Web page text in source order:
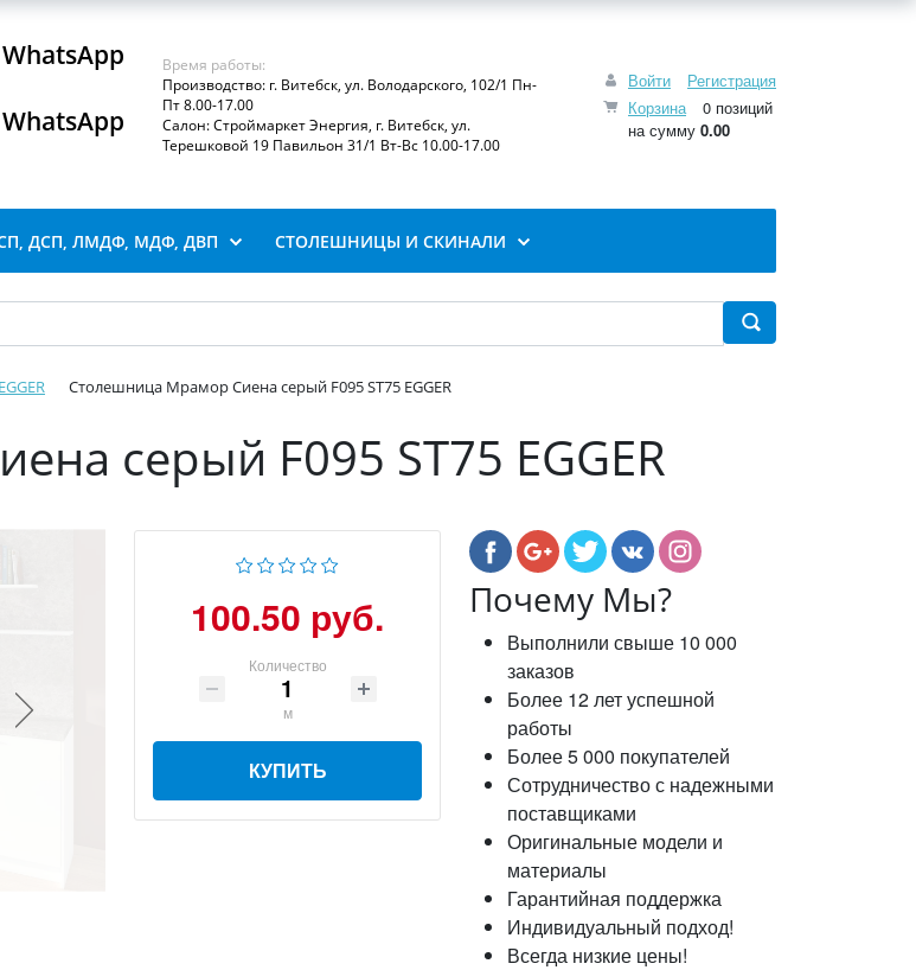
Войти
Регистрация
Корзина
0 позиций
на сумму 0.00
Время работы:
Производство: г. Витебск, ул. Володарского, 102/1 Пн-
Пт 8.00-17.00
Салон: Строймаркет Энергия, г. Витебск, ул.
Терешковой 19 Павильон 31/1 Вт-Вс 10.00-17.00
ДСП, ЛМДФ, МДФ, ДВП СТОЛЕШНИЦЫ И СКИНАЛИ
Столешница Мрамор Сиена серый F095 ST75 EGGER
серый F095 ST75 EGGER
100.50 руб.
Количество
м
КУПИТЬ
Почему Мы?
Выполнили свыше 10 000
заказов
Более 12 лет успешной
работы
Более 5 000 покупателей
Сотрудничество с надежными
поставщиками
Оригинальные модели и
материалы
Гарантийная поддержка
Индивидуальный подход!
Всегда низкие цены!